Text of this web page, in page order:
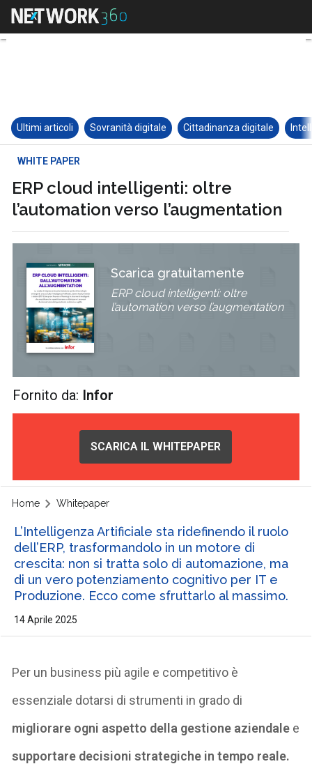
Ultimi articoli Sovranità digitale Cittadinanza digitale
WHITE PAPER
ERP cloud intelligenti: oltre
l’automation verso l’augmentation
Scarica gratuitamente
ERP cloud intelligenti: oltre
l’automation verso l’augmentation
Fornito da: Infor
SCARICA IL WHITEPAPER
Home Whitepaper
L’Intelligenza Artificiale sta ridefinendo il ruolo
dell’ERP, trasformandolo in un motore di
crescita: non si tratta solo di automazione, ma
di un vero potenziamento cognitivo per IT e
Produzione. Ecco come sfruttarlo al massimo.
14 Aprile 2025
Per un business più agile e competitivo è
essenziale dotarsi di strumenti in grado di
migliorare ogni aspetto della gestione aziendale e
supportare decisioni strategiche in tempo reale.